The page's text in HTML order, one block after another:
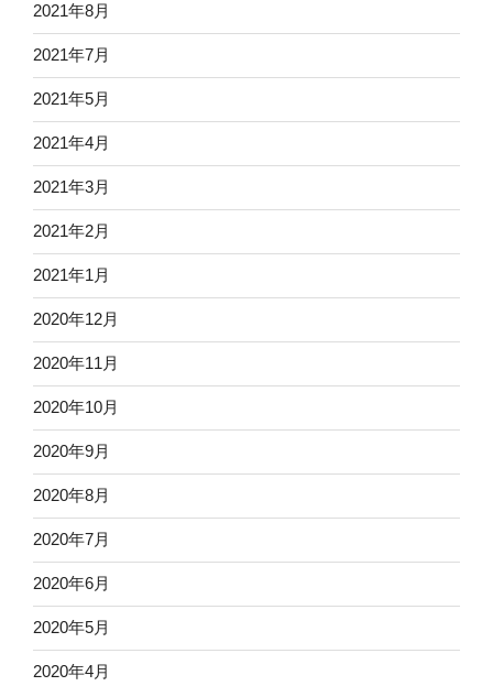
2021年8月
2021年7月
2021年5月
2021年4月
2021年3月
2021年2月
2021年1月
2020年12月
2020年11月
2020年10月
2020年9月
2020年8月
2020年7月
2020年6月
2020年5月
2020年4月